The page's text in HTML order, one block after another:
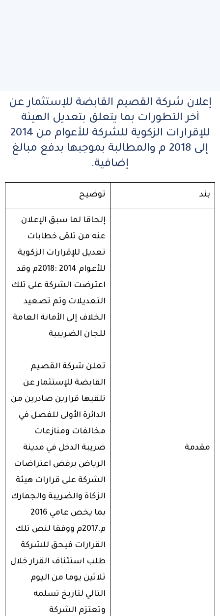
إعلان شركة القصيم القابضة للإستثمار عن
أخر التطورات بما يتعلق بتعديل الهيئة
للإقرارات الزكوية للشركة للأعوام من 2014
إلى 2018 م والمطالبة بموجبها بدفع مبالغ
إضافية.
بند توضيح
مقدمة
إلحاقا لما سبق الإعلان
عنه من تلقى خطابات
تعديل للإقرارات الزكوية
للأعوام 2014 :2018م وقد
اعترضت الشركة على تلك
التعديلات وتم تصعيد
الخلاف إلى الأمانة العامة
للجان الضريبية
تعلن شركة القصيم
القابضة للإستثمار عن
تلقيها قرارين صادرين من
الدائرة الأولى للفصل في
مخالفات ومنازعات
ضريبة الدخل في مدينة
الرياض برفض اعتراضات
الشركة على قرارات هيئة
الزكاة والضريبة والجمارك
بما يخص عامي 2016
م،2017م ووفقا لنص تلك
القرارات فيحق للشركة
طلب استئناف القرار خلال
ثلاثين يوما من اليوم
التالي لتاريخ تسلمه
وتعتزم الشركة